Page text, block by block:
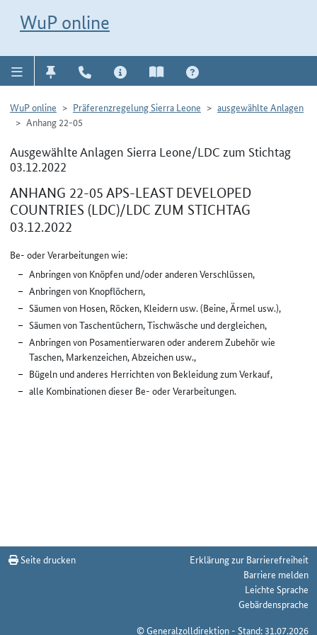
WuP online
WuP online Präferenzregelung Sierra Leone
ausgewählte Anlagen
Anhang 22-05
Ausgewählte Anlagen Sierra Leone/LDC zum Stichtag
03.12.2022
ANHANG 22-05 APS-LEAST DEVELOPED
COUNTRIES (LDC)/LDC ZUM STICHTAG
03.12.2022
Be- oder Verarbeitungen wie:
Anbringen von Knöpfen und/oder anderen Verschlüssen,
Anbringen von Knopflöchern,
Säumen von Hosen, Röcken, Kleidern usw. (Beine, Ärmel usw.),
Säumen von Taschentüchern, Tischwäsche und dergleichen,
Anbringen von Posamentierwaren oder anderem Zubehör wie
Taschen, Markenzeichen, Abzeichen usw.,
Bügeln und anderes Herrichten von Bekleidung zum Verkauf,
alle Kombinationen dieser Be- oder Verarbeitungen.
Seite drucken
Erklärung zur Barrierefreiheit
Barriere melden
Leichte Sprache
Gebärdensprache
© Generalzolldirektion - Stand: 31.07.2026